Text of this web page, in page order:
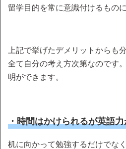
留学目的を常に意識付けるもの
上記で挙げたデメリットからも
全て自分の考え方次第なのです
明ができます。
・時間はかけられるが英語
机に向かって勉強するだけでな